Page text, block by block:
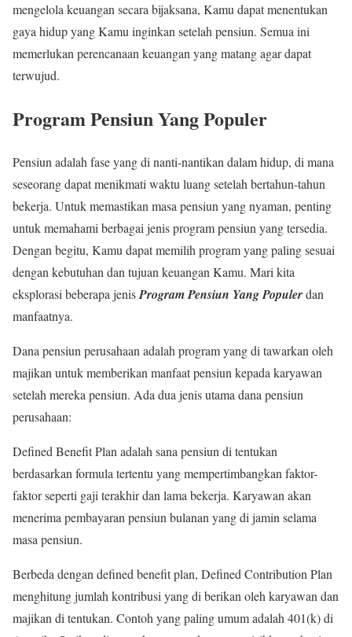
mengelola keuangan secara bijaksana, Kamu dapat menentukan
gaya hidup yang Kamu inginkan setelah pensiun. Semua ini
memerlukan perencanaan keuangan yang matang agar dapat
terwujud.
Program Pensiun Yang Populer
Pensiun adalah fase yang di nanti-nantikan dalam hidup, di mana
seseorang dapat menikmati waktu luang setelah bertahun-tahun
bekerja. Untuk memastikan masa pensiun yang nyaman, penting
untuk memahami berbagai jenis program pensiun yang tersedia.
Dengan begitu, Kamu dapat memilih program yang paling sesuai
dengan kebutuhan dan tujuan keuangan Kamu. Mari kita
eksplorasi beberapa jenisProgram Pensiun Yang Populerdan
manfaatnya.
Dana pensiun perusahaan adalah program yang di tawarkan oleh
majikan untuk memberikan manfaat pensiun kepada karyawan
setelah mereka pensiun. Ada dua jenis utama dana pensiun
perusahaan:
Defined Benefit Plan adalah sana pensiun di tentukan
berdasarkan formula tertentu yang mempertimbangkan faktor-
faktor seperti gaji terakhir dan lama bekerja. Karyawan akan
menerima pembayaran pensiun bulanan yang di jamin selama
masa pensiun.
Berbeda dengan defined benefit plan, Defined Contribution Plan
menghitung jumlah kontribusi yang di berikan oleh karyawan dan
majikan di tentukan. Contoh yang paling umum adalah 401(k) di